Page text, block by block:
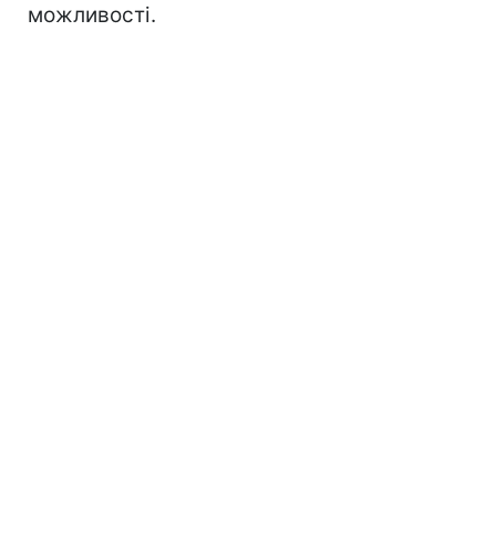
можливості.